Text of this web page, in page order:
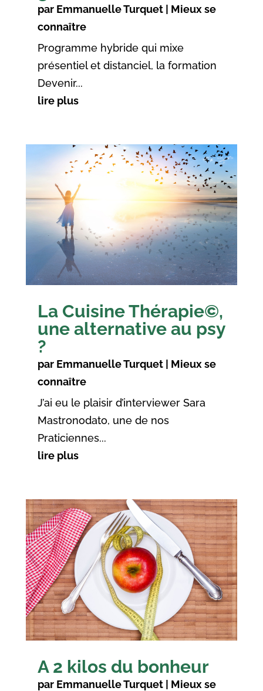
par Emmanuelle Turquet| Mieux se
connaître
Programme hybride qui mixe
présentiel et distanciel, la formation
Devenir...
lire plus
La Cuisine Thérapie©,
une alternative au psy
?
par Emmanuelle Turquet| Mieux se
connaître
J’ai eu le plaisir d’interviewer Sara
Mastronodato, une de nos
Praticiennes...
lire plus
A 2 kilos du bonheur
par Emmanuelle Turquet| Mieux se